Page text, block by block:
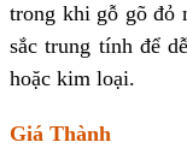
trong khi gỗ gõ đỏ
sắc trung tính để
hoặc kim loại.
Giá Thành